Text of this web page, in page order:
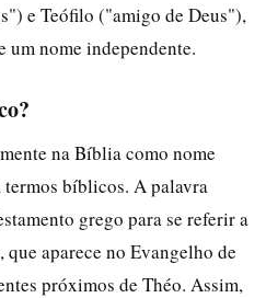
e Teófilo ("amigo de Deus"),
um nome independente.
na Bíblia como nome
bíblicos. A palavra
grego para se referir a
aparece no Evangelho de
próximos de Théo. Assim,